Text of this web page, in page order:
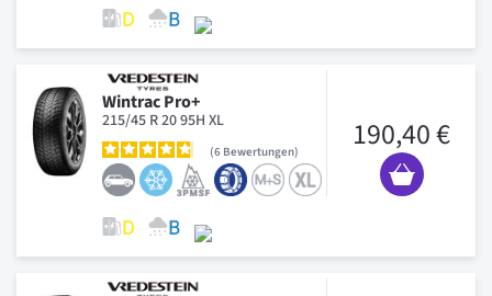
Wintrac Pro+
215/45 R 20 95H XL
6 Bewertungen 190,40 €